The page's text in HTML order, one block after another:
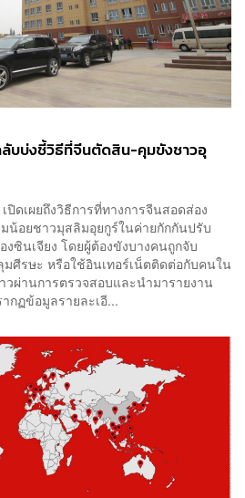
ลับบ่งชี้วิธีที่จีนตัดสิน-คุมขังชาวอุ
ดเผยถึงวิธีการที่ทางการจีนสอดส่อง
อยชาวมุสลิมอุยกูร์ในค่ายกักกันปรับ
ซินเจียง โดยผู้ต้องขังบางคนถูกจับ
มศีรษะ หรือใช้อินเทอร์เน็ตติดต่อกับคนใน
วผ่านการตรวจสอบและนำมารายงาน
กฏข้อมูลรายละเอี...